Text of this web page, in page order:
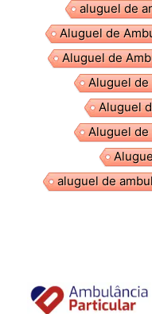
aluguel de
Aluguel de
Aluguel de
Aluguel de
Aluguel
Aluguel de
aluguel de